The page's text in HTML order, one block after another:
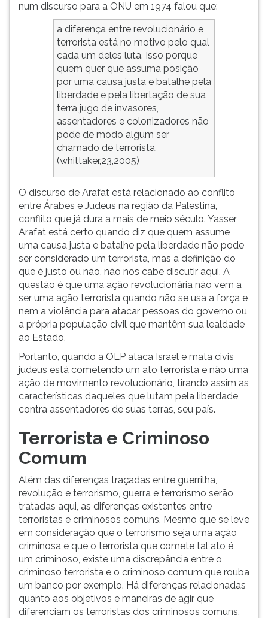
num discurso para a ONU em 1974 falou que:
a diferença entre revolucionário e
terrorista está no motivo pelo qual
cada um deles luta. Isso porque
quem quer que assuma posição
por uma causa justa e batalhe pela
liberdade e pela libertação de sua
terra jugo de invasores,
assentadores e colonizadores não
pode de modo algum ser
chamado de terrorista.
(whittaker,23,2005)
O discurso de Arafat está relacionado ao conflito
entre Árabes e Judeus na região da Palestina,
conflito que já dura a mais de meio século. Yasser
Arafat está certo quando diz que quem assume
uma causa justa e batalhe pela liberdade não pode
ser considerado um terrorista, mas a definição do
que é justo ou não, não nos cabe discutir aqui. A
questão é que uma ação revolucionária não vem a
ser uma ação terrorista quando não se usa a força e
nem a violência para atacar pessoas do governo ou
a própria população civil que mantêm sua lealdade
ao Estado.
Portanto, quando a OLP ataca Israel e mata civis
judeus está cometendo um ato terrorista e não uma
ação de movimento revolucionário, tirando assim as
características daqueles que lutam pela liberdade
contra assentadores de suas terras, seu país.
Terrorista e Criminoso
Comum
Além das diferenças traçadas entre guerrilha,
revolução e terrorismo, guerra e terrorismo serão
tratadas aqui, as diferenças existentes entre
terroristas e criminosos comuns. Mesmo que se leve
em consideração que o terrorismo seja uma ação
criminosa e que o terrorista que comete tal ato é
um criminoso, existe uma discrepância entre o
criminoso terrorista e o criminoso comum que rouba
um banco por exemplo. Há diferenças relacionadas
quanto aos objetivos e maneiras de agir que
diferenciam os terroristas dos criminosos comuns.